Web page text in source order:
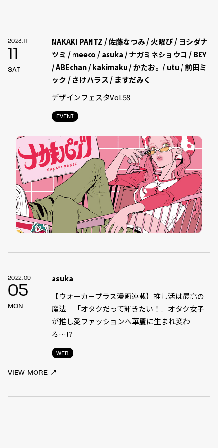
2023.11
11
SAT
EVENT
NAKAKI PANTZ / 佐藤なつみ / 火曜び / ヨシダナ
ツミ / meeco / asuka / ナガミネショウコ / BEY
/ ABEchan / kakimaku / かたお。/ utu / 前田ミ
ック / さけハラス / ますだみく
デザインフェスタVol.58
2022.09
05
MON
WEB
asuka
【ウォーカープラス漫画連載】推し活は最高の
魔法｜「オタクだって輝きたい！」オタク女子
が推し愛ファッションへ華麗に生まれ変わ
る…!?
VIEW MORE